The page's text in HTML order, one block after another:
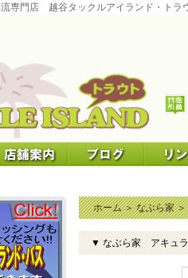
専門店 越谷タックルアイランド・トラ
ホーム＞なぶら家＞
▼ なぶら家 アキュラ